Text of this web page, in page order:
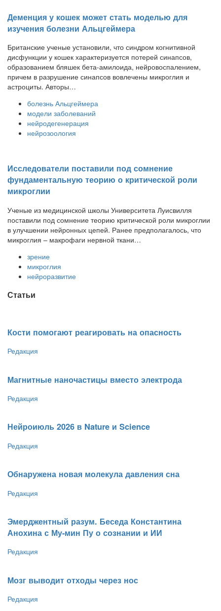
Деменция у кошек может стать моделью для
изучения болезни Альцгеймера
Британские ученые установили, что синдром когнитивной
дисфункции у кошек характеризуется потерей синапсов,
образованием бляшек бета-амилоида, нейровоспалением,
причем в разрушение синапсов вовлечены микроглия и
астроциты. Авторы…
болезнь Альцгеймера
модели заболеваний
нейродегенерация
нейрозоология
Исследователи поставили под сомнение
фундаментальную теорию о критической роли
микроглии
Ученые из медицинской школы Университета Луисвилля
поставили под сомнение теорию критической роли микроглии
в улучшении нейронных цепей. Ранее предполагалось, что
микроглия – макрофаги нервной ткани…
зрение
микроглия
нейроразвитие
Статьи
Кости помогают реагировать на опасность
Редакция
Магнитные наночастицы вместо электрода
Редакция
Нейроиюль 2026 в Nature и Science
Редакция
Обнаружена новая молекула давления сна
Редакция
Эмерджентный разум. Беседа Константина
Анохина с Му-мин Пу о сознании и ИИ
Редакция
Мозг выводит отходы через нос
Редакция